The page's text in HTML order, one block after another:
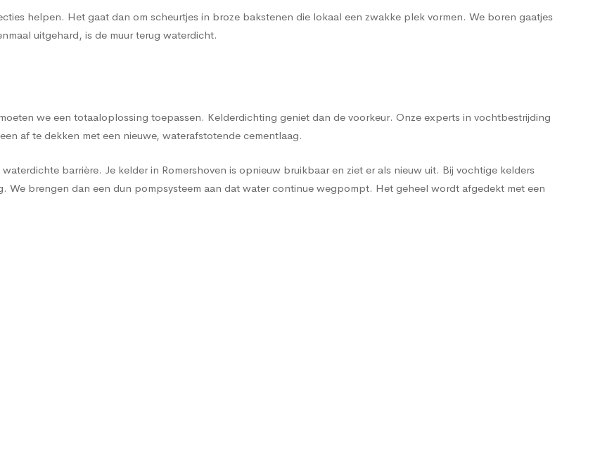
helpen. Het gaat dan om scheurtjes in broze bakstenen die lokaal een zwakke plek vormen. We boren gaatjes
uitgehard, is de muur terug waterdicht.
we een totaaloplossing toepassen. Kelderdichting geniet dan de voorkeur. Onze experts in vochtbestrijding
af te dekken met een nieuwe, waterafstotende cementlaag.
barrière. Je kelder in Romershoven is opnieuw bruikbaar en ziet er als nieuw uit. Bij vochtige kelders
We brengen dan een dun pompsysteem aan dat water continue wegpompt. Het geheel wordt afgedekt met een